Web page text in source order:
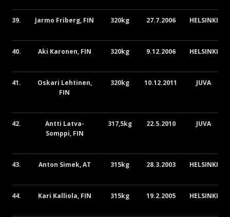
39. Jarmo Friberg, FIN 320kg 27.7.2006 HELSINKI
40. Aki Karonen, FIN 320kg 9.12.2006 HELSINKI
41.
Oskari Lehtinen,
FIN
320kg 10.12.2011 JUVA
42.
Antti Latva-
Somppi, FIN
317,5kg 22.5.2010 JUVA
43. Anton Simek, AT 315kg 28.3.2003 HELSINKI
44. Kari Kalliola, FIN 315kg 19.2.2005 HELSINKI